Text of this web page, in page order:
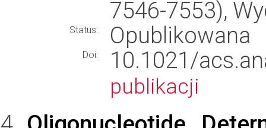
7546-7553),
Status: Opublikowana
Doi: 10.1021/
publikacji